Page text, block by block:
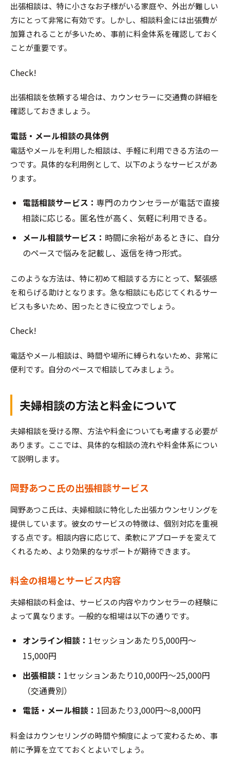
出張相談は、特に小さなお子様がいる家庭や、外出が難しい
方にとって非常に有効です。しかし、相談料金には出張費が
加算されることが多いため、事前に料金体系を確認しておく
ことが重要です。
Check!
出張相談を依頼する場合は、カウンセラーに交通費の詳細を
確認しておきましょう。
電話・メール相談の具体例
電話やメールを利用した相談は、手軽に利用できる方法の一
つです。具体的な利用例として、以下のようなサービスがあ
ります。
電話相談サービス： 専門のカウンセラーが電話で直接
相談に応じる。匿名性が高く、気軽に利用できる。
メール相談サービス： 時間に余裕があるときに、自分
のペースで悩みを記載し、返信を待つ形式。
このような方法は、特に初めて相談する方にとって、緊張感
を和らげる助けとなります。急な相談にも応じてくれるサー
ビスも多いため、困ったときに役立つでしょう。
Check!
電話やメール相談は、時間や場所に縛られないため、非常に
便利です。自分のペースで相談してみましょう。
夫婦相談の方法と料金について
夫婦相談を受ける際、方法や料金についても考慮する必要が
あります。ここでは、具体的な相談の流れや料金体系につい
て説明します。
岡野あつこ氏の出張相談サービス
岡野あつこ氏は、夫婦相談に特化した出張カウンセリングを
提供しています。彼女のサービスの特徴は、個別対応を重視
する点です。相談内容に応じて、柔軟にアプローチを変えて
くれるため、より効果的なサポートが期待できます。
料金の相場とサービス内容
夫婦相談の料金は、サービスの内容やカウンセラーの経験に
よって異なります。一般的な相場は以下の通りです。
オンライン相談： 1セッションあたり5,000円〜
15,000円
出張相談： 1セッションあたり10,000円〜25,000円
（交通費別）
電話・メール相談： 1回あたり3,000円〜8,000円
料金はカウンセリングの時間や頻度によって変わるため、事
前に予算を立てておくとよいでしょう。